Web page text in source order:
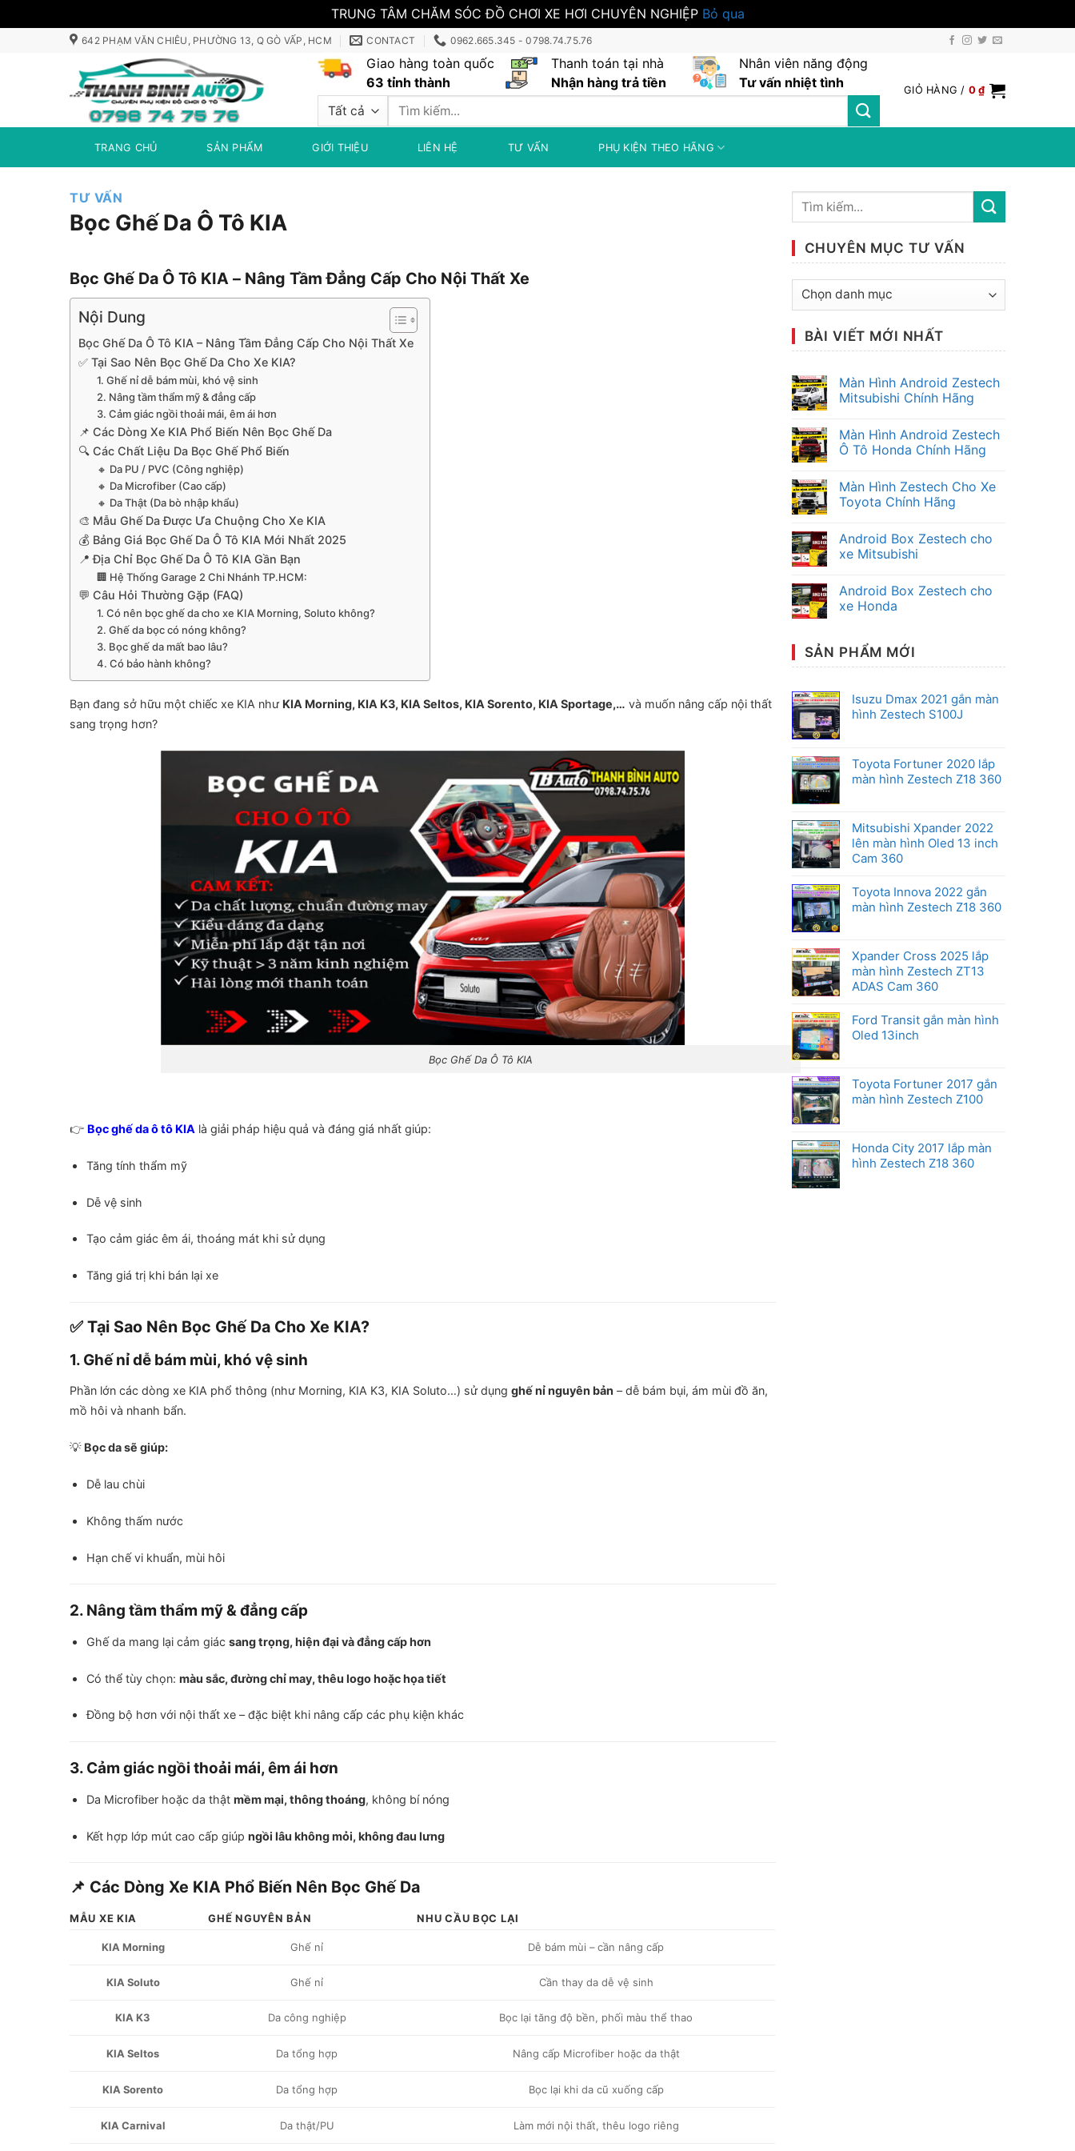
TRUNG TÂM CHĂM SÓC ĐỒ CHƠI XE HƠI CHUYÊN NGHIỆP Bỏ qua
642 PHẠM VĂN CHIÊU, PHƯỜNG 13, Q GÒ VẤP, HCM CONTACT 0962.665.345 - 0798.74.75.76
Giao hàng toàn quốc
63 tỉnh thành
Thanh toán tại nhà
Nhận hàng trả tiền
Nhân viên năng động
Tư vấn nhiệt tình
Tìm
GIỎ HÀNG / 0₫
TRANG CHỦ SẢN PHẨM GIỚI THIỆU LIÊN HỆ TƯ VẤN PHỤ KIỆN THEO HÃNG
TƯ VẤN
Bọc Ghế Da Ô Tô KIA
Bọc Ghế Da Ô Tô KIA – Nâng Tầm Đẳng Cấp Cho Nội Thất Xe
Nội Dung
Bọc Ghế Da Ô Tô KIA – Nâng Tầm Đẳng Cấp Cho Nội Thất Xe
✅ Tại Sao Nên Bọc Ghế Da Cho Xe KIA?
1. Ghế nỉ dễ bám mùi, khó vệ sinh
2. Nâng tầm thẩm mỹ & đẳng cấp
3. Cảm giác ngồi thoải mái, êm ái hơn
📌 Các Dòng Xe KIA Phổ Biến Nên Bọc Ghế Da
🔍 Các Chất Liệu Da Bọc Ghế Phổ Biến
🔸 Da PU / PVC (Công nghiệp)
🔸 Da Microfiber (Cao cấp)
🔸 Da Thật (Da bò nhập khẩu)
🎨 Mẫu Ghế Da Được Ưa Chuộng Cho Xe KIA
💰 Bảng Giá Bọc Ghế Da Ô Tô KIA Mới Nhất 2025
📍 Địa Chỉ Bọc Ghế Da Ô Tô KIA Gần Bạn
🏢 Hệ Thống Garage 2 Chi Nhánh TP.HCM:
💬 Câu Hỏi Thường Gặp (FAQ)
1. Có nên bọc ghế da cho xe KIA Morning, Soluto không?
2. Ghế da bọc có nóng không?
3. Bọc ghế da mất bao lâu?
4. Có bảo hành không?
Bạn đang sở hữu một chiếc xe KIA như KIA Morning, KIA K3, KIA Seltos, KIA Sorento, KIA Sportage,… và muốn nâng cấp nội thất
sang trọng hơn?
Bọc Ghế Da Ô Tô KIA
👉 Bọc ghế da ô tô KIA là giải pháp hiệu quả và đáng giá nhất giúp:
Tăng tính thẩm mỹ
Dễ vệ sinh
Tạo cảm giác êm ái, thoáng mát khi sử dụng
Tăng giá trị khi bán lại xe
✅ Tại Sao Nên Bọc Ghế Da Cho Xe KIA?
1. Ghế nỉ dễ bám mùi, khó vệ sinh
Phần lớn các dòng xe KIA phổ thông (như Morning, KIA K3, KIA Soluto…) sử dụng ghế nỉ nguyên bản – dễ bám bụi, ám mùi đồ ăn,
mồ hôi và nhanh bẩn.
💡 Bọc da sẽ giúp:
Dễ lau chùi
Không thấm nước
Hạn chế vi khuẩn, mùi hôi
2. Nâng tầm thẩm mỹ & đẳng cấp
Ghế da mang lại cảm giác sang trọng, hiện đại và đẳng cấp hơn
Có thể tùy chọn: màu sắc, đường chỉ may, thêu logo hoặc họa tiết
Đồng bộ hơn với nội thất xe – đặc biệt khi nâng cấp các phụ kiện khác
3. Cảm giác ngồi thoải mái, êm ái hơn
Da Microfiber hoặc da thật mềm mại, thông thoáng, không bí nóng
Kết hợp lớp mút cao cấp giúp ngồi lâu không mỏi, không đau lưng
📌 Các Dòng Xe KIA Phổ Biến Nên Bọc Ghế Da
MẪU XE KIA GHẾ NGUYÊN BẢN NHU CẦU BỌC LẠI
KIA Morning Ghế nỉ Dễ bám mùi – cần nâng cấp
KIA Soluto Ghế nỉ Cần thay da dễ vệ sinh
KIA K3 Da công nghiệp Bọc lại tăng độ bền, phối màu thể thao
KIA Seltos Da tổng hợp Nâng cấp Microfiber hoặc da thật
KIA Sorento Da tổng hợp Bọc lại khi da cũ xuống cấp
KIA Carnival Da thật/PU Làm mới nội thất, thêu logo riêng
CHUYÊN MỤC TƯ VẤN
Chuyên
vấnBÀI VIẾT MỚI NHẤT
Màn Hình Android Zestech
Mitsubishi Chính Hãng
bình
luận
ở
Android
Zestech
Mitsubishi
Màn Hình Android Zestech
Ô Tô Honda Chính Hãng
bình
luận
ở
Android
Zestech
Ô
Chính
Hãng
Màn Hình Zestech Cho Xe
Toyota Chính Hãng
bình
luận
ở
Zestech
Cho
Xe
Android Box Zestech cho
xe Mitsubishi
bình
luận
ở
Zestech
cho
Android Box Zestech cho
xe Honda
luận
Zestech
cho
xe
Honda
SẢN PHẨM MỚI
Isuzu Dmax 2021 gắn màn
hình Zestech S100J
Toyota Fortuner 2020 lắp
màn hình Zestech Z18 360
Mitsubishi Xpander 2022
lên màn hình Oled 13 inch
Cam 360
Toyota Innova 2022 gắn
màn hình Zestech Z18 360
Xpander Cross 2025 lắp
màn hình Zestech ZT13
ADAS Cam 360
Ford Transit gắn màn hình
Oled 13inch
Toyota Fortuner 2017 gắn
màn hình Zestech Z100
Honda City 2017 lắp màn
hình Zestech Z18 360